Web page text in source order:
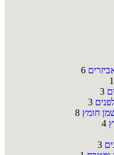
6
3
3
חומץ 8
4
3